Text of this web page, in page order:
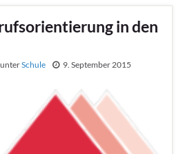
in den
unterSchule 9. September 2015